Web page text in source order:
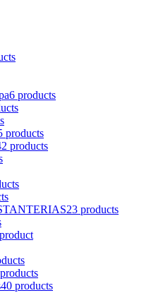
6 products
products
products
23 products
40 products